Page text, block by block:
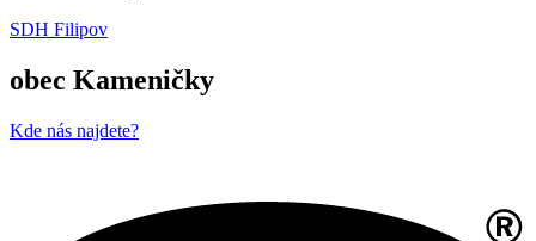
SDH Filipov
obec Kameničky
Kde nás najdete?